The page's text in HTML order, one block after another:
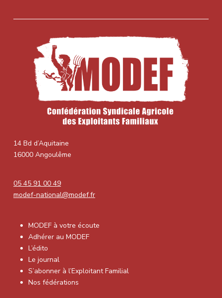
14 Bd d’Aquitaine
16000 Angoulême
05 45 91 00 49
modef-national@modef.fr
MODEF à votre écoute
Adhérer au MODEF
L’édito
Le journal
S’abonner à l’Exploitant Familial
Nos fédérations